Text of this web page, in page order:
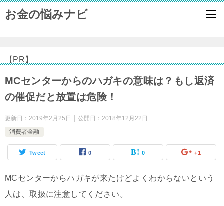
お金の悩みナビ
【PR】
MCセンターからのハガキの意味は？もし返済
の催促だと放置は危険！
更新日： 2019年2月25日 公開日： 2018年12月22日
消費者金融
Tweet 0 0 +1
MCセンターからハガキが来たけどよくわからないという
人は、取扱に注意してください。